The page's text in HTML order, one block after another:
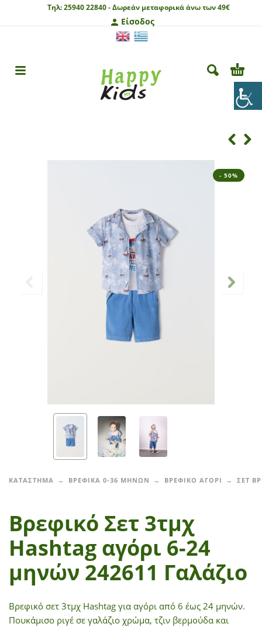
Τηλ:25940 22840 -Δωρεάν μεταφορικά άνω των 49€
Είσοδος
- 50%
ΚΑΤΑΣΤΗΜΑ ΒΡΕΦΙΚΑ 0-36 ΜΗΝΩΝ ΒΡΕΦΙΚΟ ΑΓΟΡΙ ΣΕΤ
Βρεφικό Σετ 3τμχ
Hashtag αγόρι 6-24
μηνών 242611 Γαλάζιο
Βρεφικό σετ 3τμχ Hashtag για αγόρι από 6 έως 24 μηνών.
Πουκάμισο ριγέ σε γαλάζιο χρώμα, τζιν βερμούδα και